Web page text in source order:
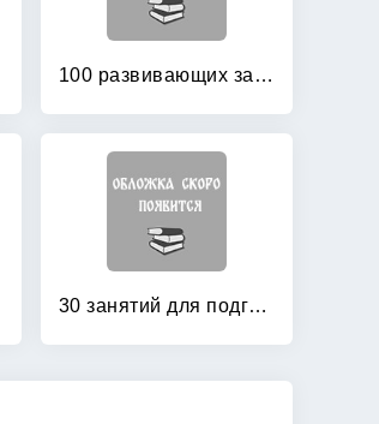
100 развивающих заданий для девочек
30 занятий для подготовки к школе: Рабочая тетрадь. 4 лет. Часть 1